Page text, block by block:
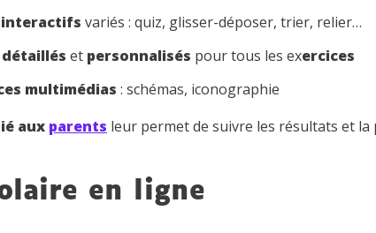
interactifs variés : quiz, glisser-déposer, trier, relier…
et personnalisés pour tous les exercices
multimédias : schémas, iconographie
aux parents leur permet de suivre les résultats et
en ligne